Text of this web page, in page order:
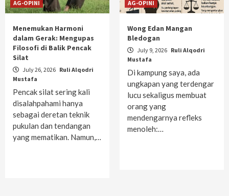
AG-OPINI
Menemukan Harmoni
dalam Gerak: Mengupas
Filosofi di Balik Pencak
Silat
July 26, 2026 Ruli Alqodri
Mustafa
Pencak silat sering kali
disalahpahami hanya
sebagai deretan teknik
pukulan dan tendangan
yang mematikan. Namun,…
AG-OPINI
Wong Edan Mangan
Bledogan
July 9, 2026 Ruli Alqodri
Mustafa
Di kampung saya, ada
ungkapan yang terdengar
lucu sekaligus membuat
orang yang
mendengarnya refleks
menoleh:…